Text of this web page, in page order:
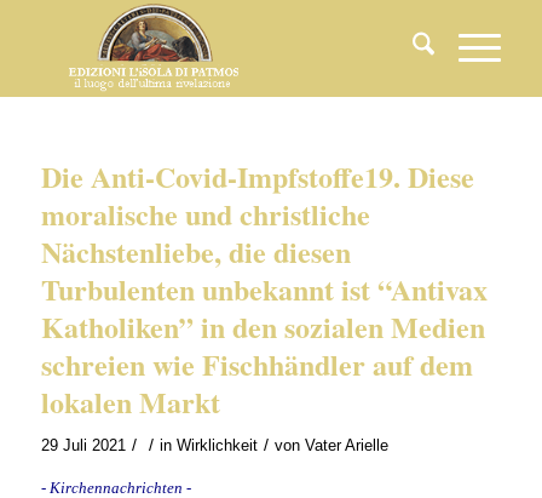
Die Anti-Covid-Impfstoffe19. Diese
moralische und christliche
Nächstenliebe, die diesen
Turbulenten unbekannt ist “Antivax
Katholiken” in den sozialen Medien
schreien wie Fischhändler auf dem
lokalen Markt
29 Juli 2021 / / in Wirklichkeit / von Vater Arielle
- Kirchennachrichten -